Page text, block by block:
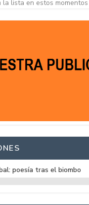
la lista en estos momentos
poesía tras el biombo